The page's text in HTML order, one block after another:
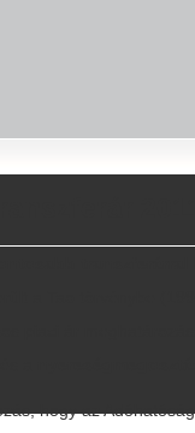
hogy az